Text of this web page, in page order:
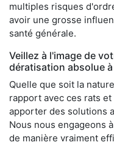
multiples risques
avoir une grosse
santé générale.
Veillez à l'image de
dératisation absolue à
Quelle que soit la
rapport avec ces rats
apporter des solutions
Nous nous engageons
de manière vraiment